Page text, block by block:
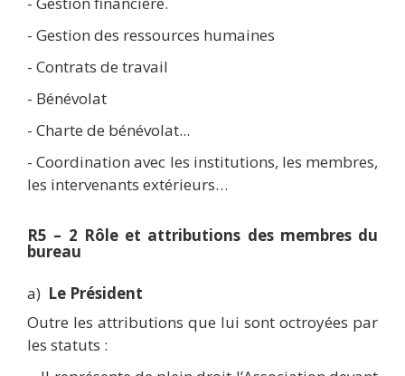
- Gestion des ressources humaines
- Contrats de travail
- Bénévolat
- Charte de bénévolat...
- Coordination avec les institutions, les membres,
les intervenants extérieurs…
R5 – 2 Rôle et attributions des membres du
bureau
a) Le Président
Outre les attributions que lui sont octroyées par
les statuts :